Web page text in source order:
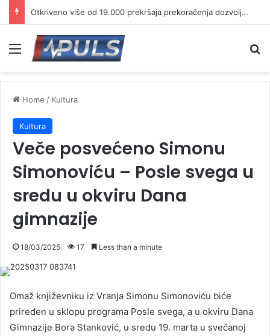
Otkriveno više od 19.000 prekršaja prekoračenja dozvoljene brzine
Menu
Home / Kultura
Kultura
Veče posvećeno Simonu
Simonoviću – Posle svega u
sredu u okviru Dana
gimnazije
18/03/2025 17 Less than a minute
Omaž književniku iz Vranja Simonu Simonoviću biće
priređen u sklopu programa Posle svega, a u okviru Dana
Gimnazije Bora Stanković, u sredu 19. marta u svečanoj